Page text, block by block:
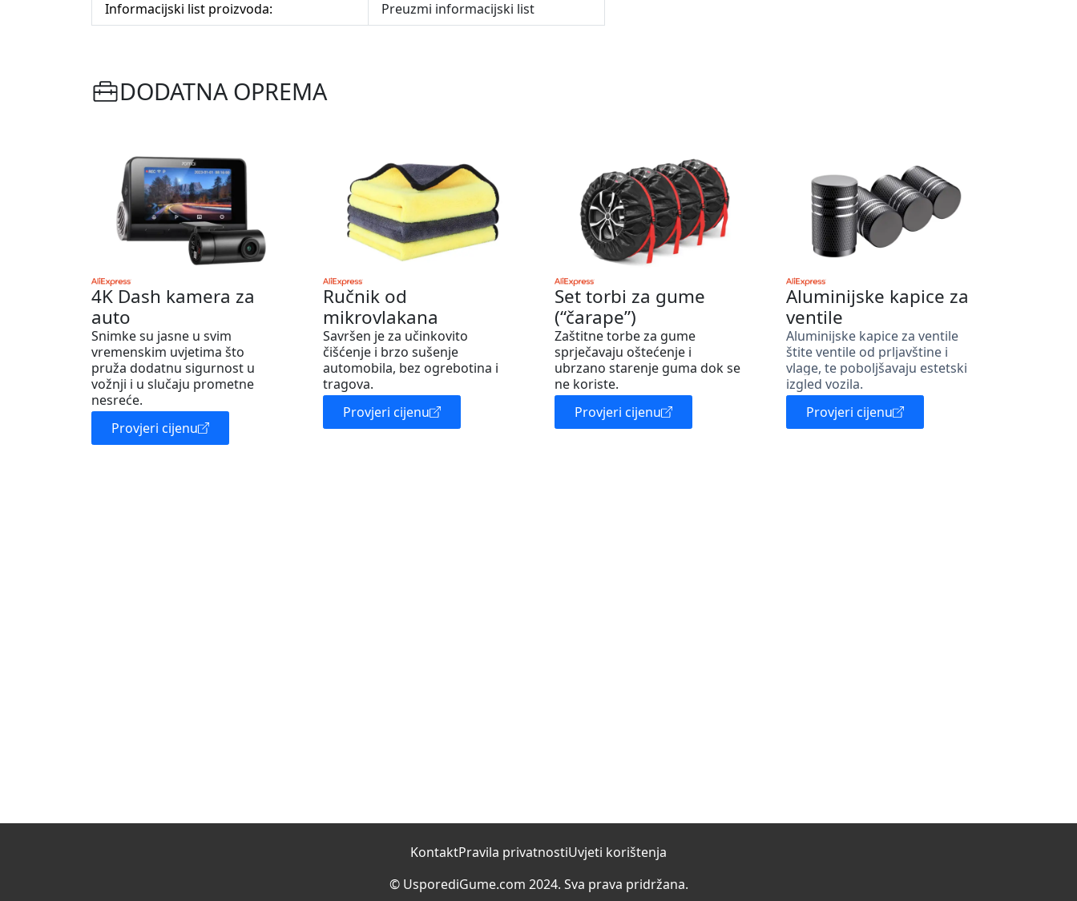
Informacijski list proizvoda:
Preuzmi informacijski list
DODATNA OPREMA
4K Dash kamera za
auto
Snimke su jasne u svim
vremenskim uvjetima što
pruža dodatnu sigurnost u
vožnji i u slučaju prometne
nesreće.
Provjeri cijenu
Ručnik od
mikrovlakana
Savršen je za učinkovito
čišćenje i brzo sušenje
automobila, bez ogrebotina i
tragova.
Provjeri cijenu
Set torbi za gume
(“čarape”)
Zaštitne torbe za gume
sprječavaju oštećenje i
ubrzano starenje guma dok se
ne koriste.
Provjeri cijenu
Aluminijske kapice za
ventile
Aluminijske kapice za ventile
štite ventile od prljavštine i
vlage, te poboljšavaju estetski
izgled vozila.
Provjeri cijenu
KontaktPravila privatnostiUvjeti korištenja
© UsporediGume.com 2024. Sva prava pridržana.